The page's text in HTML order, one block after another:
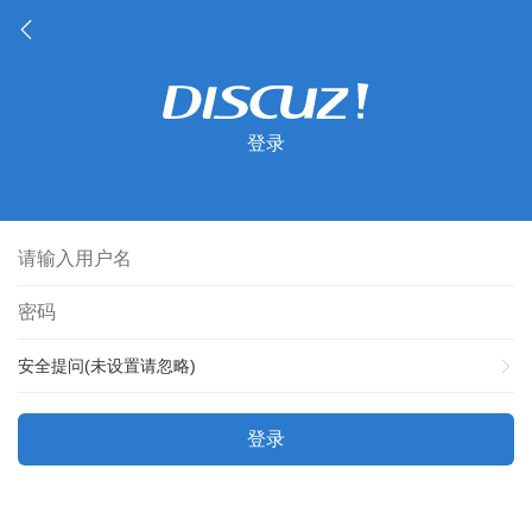
登录
安全提问(未设置请忽略)
登录